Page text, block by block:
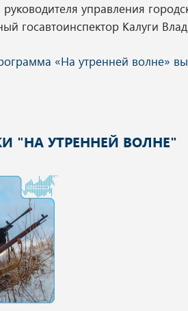
управления
госавтоинспектор Калуги
"НА УТРЕННЕЙ ВОЛНЕ"